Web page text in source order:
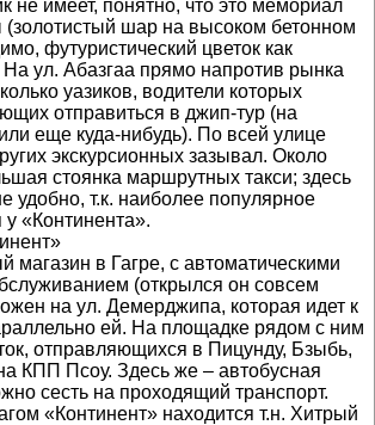
не имеет, понятно, что это мемориал
шар на высоком бетонном
футуристический цветок как
ул. Абазгаа прямо напротив рынка
уазиков, водители которых
отправиться в джип-тур (на
еще куда-нибудь). По всей улице
экскурсионных зазывал. Около
стоянка маршрутных такси; здесь
удобно, т.к. наиболее популярное
у «Континента».
в Гагре, с автоматическими
(открылся он совсем
на ул. Демерджипа, которая идет к
ей. На площадке рядом с ним
отправляющихся в Пицунду, Бзыбь,
КПП Псоу. Здесь же – автобусная
сесть на проходящий транспорт.
«Континент» находится т.н. Хитрый